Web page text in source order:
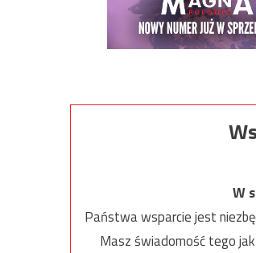
W
Państwa wsparcie jest
Masz świadomość tego